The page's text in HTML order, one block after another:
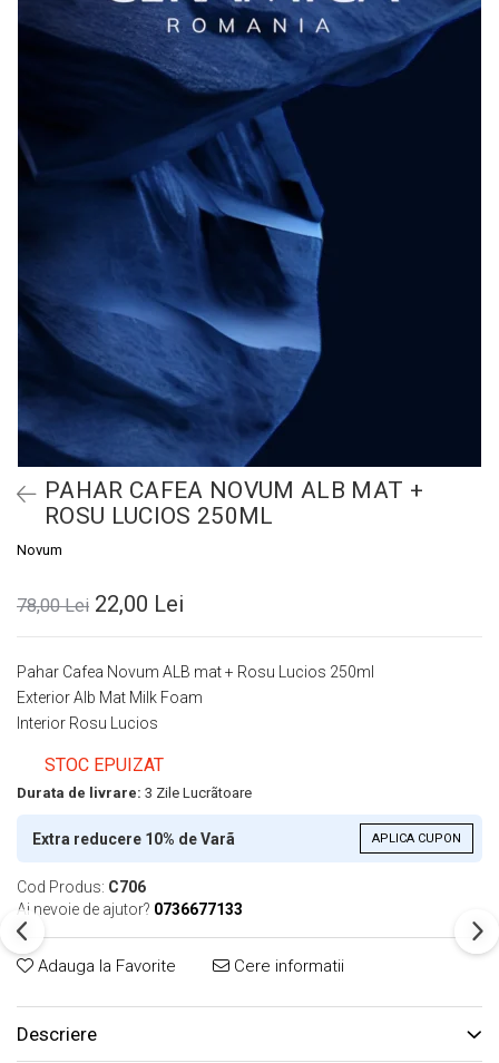
PAHAR CAFEA NOVUM ALB MAT +
ROSU LUCIOS 250ML
Novum
78,00 Lei 22,00 Lei
Pahar Cafea Novum ALB mat + Rosu Lucios 250ml
Exterior Alb Mat Milk Foam
Interior Rosu Lucios
STOC EPUIZAT
Durata de livrare: 3 Zile Lucrãtoare
Extra reducere 10% de Varã APLICA CUPON
Cod Produs: C706
Ai nevoie de ajutor? 0736677133
Adauga la Favorite Cere informatii
Descriere